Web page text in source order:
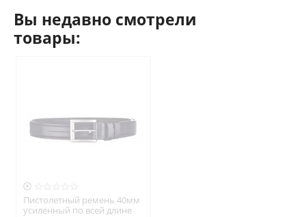
Вы недавно смотрели
товары:

Пистолетный ремень 40мм
усиленный по всей длине